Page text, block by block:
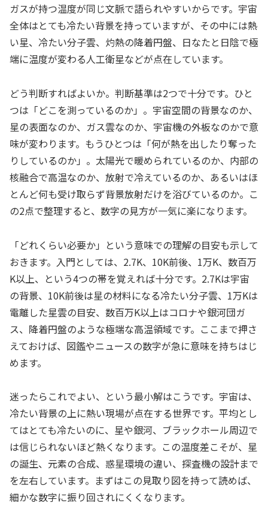
ガスが持つ温度が同じ文脈で語られやすいからです。宇宙
全体はとても冷たい背景を持っていますが、その中には熱
い星、冷たい分子雲、灼熱の降着円盤、日なたと日陰で極
端に温度が変わる人工衛星などが点在しています。
どう判断すればよいか。判断基準は2つで十分です。ひと
つは「どこを測っているのか」。宇宙空間の背景なのか、
星の表面なのか、ガス雲なのか、宇宙機の外板なのかで意
味が変わります。もうひとつは「何が熱を出したり奪った
りしているのか」。太陽光で暖められているのか、内部の
核融合で高温なのか、放射で冷えているのか、あるいはほ
とんど何も受け取らず背景放射だけを浴びているのか。こ
の2点で整理すると、数字の見方が一気に楽になります。
「どれくらい必要か」という意味での理解の目安も示して
おきます。入門としては、2.7K、10K前後、1万K、数百万
K以上、という4つの帯を覚えれば十分です。2.7Kは宇宙
の背景、10K前後は星の材料になる冷たい分子雲、1万Kは
電離した星雲の目安、数百万K以上はコロナや銀河団ガ
ス、降着円盤のような極端な高温領域です。ここまで押さ
えておけば、図鑑やニュースの数字が急に意味を持ちはじ
めます。
迷ったらこれでよい、という最小解はこうです。宇宙は、
冷たい背景の上に熱い現場が点在する世界です。平均とし
てはとても冷たいのに、星や銀河、ブラックホール周辺で
は信じられないほど熱くなります。この温度差こそが、星
の誕生、元素の合成、惑星環境の違い、探査機の設計まで
を左右しています。まずはこの見取り図を持って読めば、
細かな数字に振り回されにくくなります。